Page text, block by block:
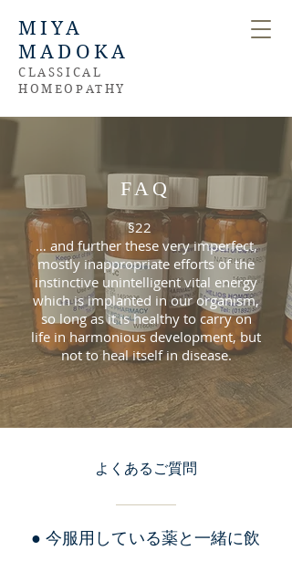
MIYA
MADOKA
CLASSICAL
HOMEOPATHY
FAQ
§22
… and further these very imperfect,
mostly inappropriate efforts of the
instinctive unintelligent vital energy
which is implanted in our organism,
so long as it is healthy to carry on
life in harmonious development, but
not to heal itself in disease.
よくあるご質問
● 今服用している薬と一緒に飲